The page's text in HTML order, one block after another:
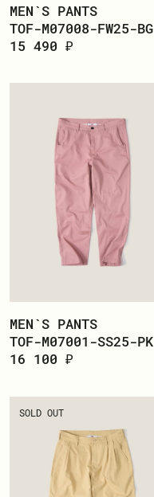
MEN`S PANTS
TOF-M07008-FW25-BG
15 490 ₽
MEN`S PANTS
TOF-M07001-SS25-PK
16 100 ₽
SOLD OUT